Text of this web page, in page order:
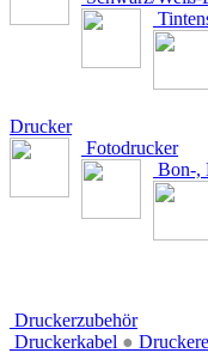
Drucker
Fotodrucker
Bon-,
Druckerzubehör
Druckerkabel ●